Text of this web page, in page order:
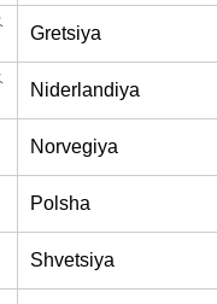
Gretsiya
Niderlandiya
Norvegiya
Polsha
Shvetsiya